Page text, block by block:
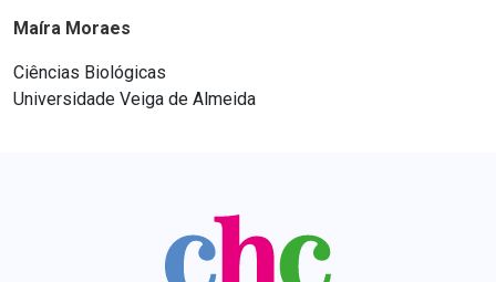
Maíra Moraes
Ciências Biológicas
Universidade Veiga de Almeida